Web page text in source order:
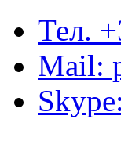
Тел.
Mail: